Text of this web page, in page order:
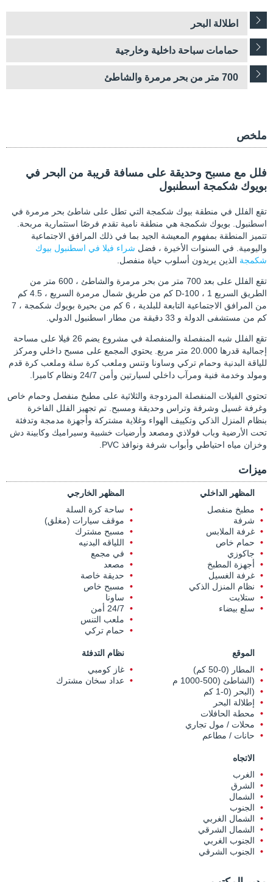
اطلالة البحر
حمامات سباحة داخلية وخارجية
700 متر من بحر مرمرة والشاطئ
ملخص
فلل مع مسبح وحديقة على مسافة قريبة من البحر في
بويوك شكمجة اسطنبول
تقع الفلل في منطقة بيوك شكمجة التي تطل على شاطئ بحر مرمرة في
اسطنبول. بويوك شكمجة هي منطقة نامية تقدم فرصًا استثمارية مربحة.
تتميز المنطقة بمفهوم المعيشة الجيد بما في ذلك المرافق الاجتماعية
واليومية. في السنوات الأخيرة ، فضل شراء فيلا في اسطنبول بيوك
شكمجة الذين يريدون أسلوب حياة منفصل.
تقع الفلل على بعد 700 متر من بحر مرمرة والشاطئ ، 600 متر من
الطريق السريع D-100 ، 1 كم من طريق شمال مرمرة السريع ، 4.5 كم
من المرافق الاجتماعية التابعة للبلدية ، 6 كم من بحيرة بويوك شكمجة ، 7
كم من مستشفى الدولة و 33 دقيقة من مطار اسطنبول الدولي.
تقع الفلل شبه المنفصلة والمنفصلة في مشروع يضم 26 فيلا على مساحة
إجمالية قدرها 20.000 متر مربع. يحتوي المجمع على مسبح داخلي ومركز
للياقة البدنية وحمام تركي وساونا وتنس وملعب كرة سلة وملعب كرة قدم
ومولد وخدمة فنية ومرآب داخلي لسيارتين وأمن 24/7 ونظام كاميرا.
تحتوي الفيلات المنفصلة المزدوجة والثلاثية على مطبخ منفصل وحمام خاص
وغرفة غسيل وشرفة وتراس وحديقة ومسبح. تم تجهيز الفلل الفاخرة
بنظام المنزل الذكي وتكييف الهواء وغلاية مشتركة وأجهزة مدمجة وتدفئة
تحت الأرضية وباب فولاذي ومصعد وأرضيات خشبية وسيراميك وكابينة دش
وخزان مياه احتياطي وأبواب شرفة ونوافذ PVC.
ميزات
المظهر الداخلي
مطبخ منفصل
شرفة
غرفة الملابس
حمام خاص
جاكوزي
أجهزة المطبخ
غرفة الغسيل
نظام المنزل الذكي
ستلايت
سلع بيضاء
المظهر الخارجي
ساحة كرة السلة
موقف سيارات (مغلق)
مسبح مشترك
اللياقه البدنيه
في مجمع
مصعد
حديقة خاصة
مسبح خاص
ساونا
24/7 أمن
ملعب التنس
حمام تركي
الموقع
المطار (0-50 كم)
(الشاطئ (500-1000 م
(البحر (0-1 كم
إطلالة البحر
محطة الحافلات
محلات / مول تجاري
حانات / مطاعم
نظام التدفئة
غاز كومبي
عداد سخان مشترك
الاتجاه
الغرب
الشرق
الشمال
الجنوب
الشمال الغربي
الشمال الشرقي
الجنوب الغربي
الجنوب الشرقي